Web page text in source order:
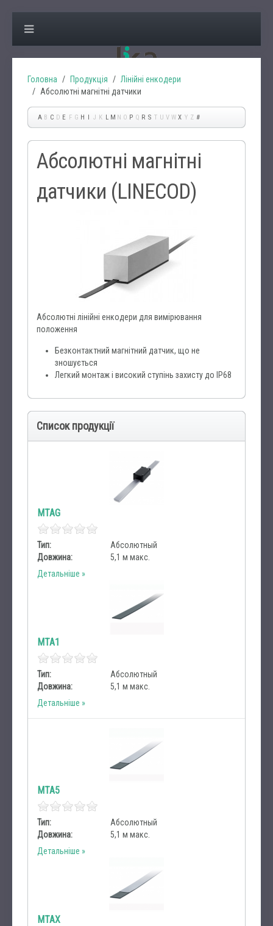
Головна Продукція
Лінійні енкодери
Абсолютні магнітні датчики
A B C D E F G H I J K L M N O P Q R S T U V W X Y Z #
Абсолютні магнітні
датчики (LINECOD)
Абсолютні лінійні енкодери для вимірювання
положення
Безконтактний магнітний датчик, що не
зношується
Легкий монтаж і високий ступінь захисту до IP68
Список продукції
MTAG
Тип:
Абсолютный
Довжина:
5,1 м макс.
Детальніше
MTA1
Тип:
Абсолютный
Довжина:
5,1 м макс.
Детальніше
MTA5
Тип:
Абсолютный
Довжина:
5,1 м макс.
Детальніше
MTAX